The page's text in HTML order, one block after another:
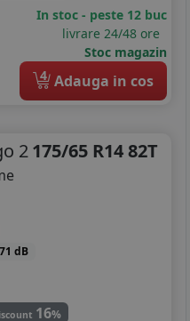
In stoc - peste 12 buc
livrare 24/48 ore
Stoc magazin
4 Adauga in cos
2175/65 R14 82T
71 dB
16%